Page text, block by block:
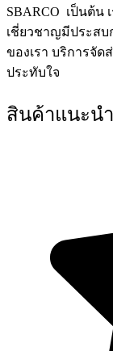
SBARCO เป็นต้น
เชี่ยวชาญมีประสบ
ของเรา บริการจั
ประทับใจ
สินค้าแนะนำ